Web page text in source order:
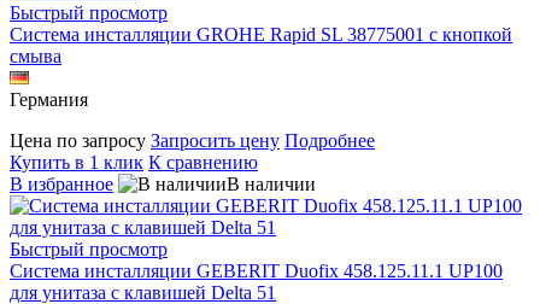
Быстрый просмотр
Система инсталляции GROHE Rapid SL 38775001 с кнопкой
смыва
Германия
Цена по запросу Запросить цену Подробнее
Купить в 1 клик К сравнению
В избранное
В наличии
Быстрый просмотр
Система инсталляции GEBERIT Duofix 458.125.11.1 UP100
для унитаза с клавишей Delta 51